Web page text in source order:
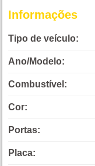
Informações
Tipo de veículo:
Ano/Modelo:
Combustível:
Cor:
Portas:
Placa: